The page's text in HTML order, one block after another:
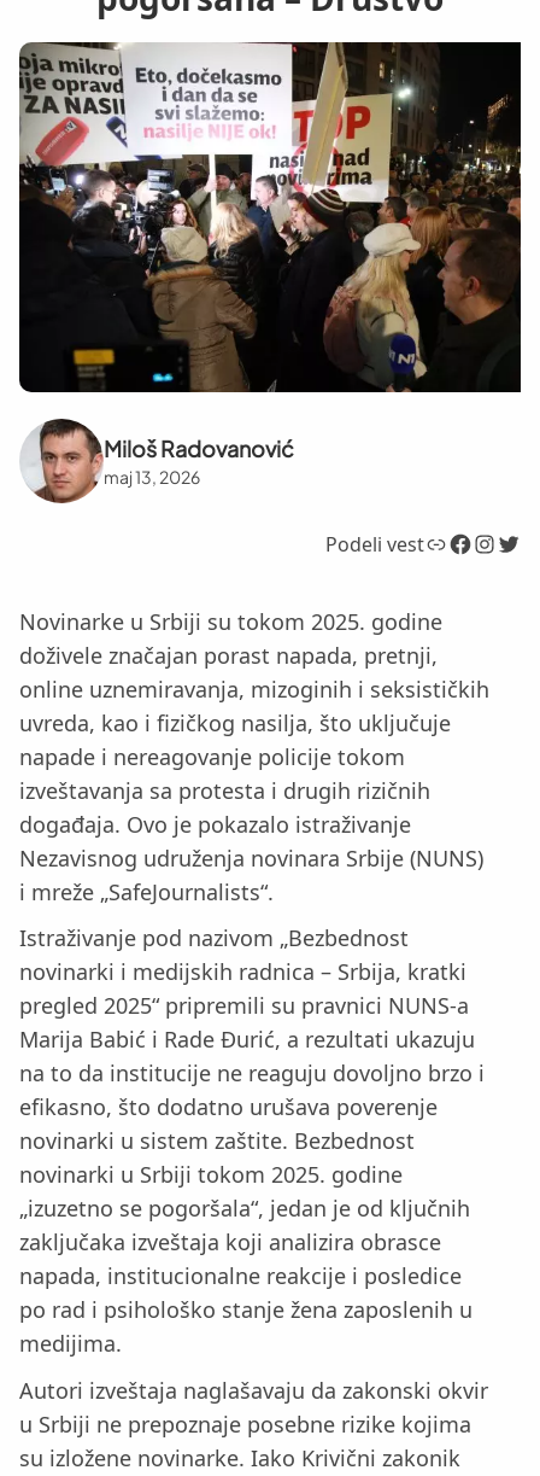
Miloš Radovanović
maj 13, 2026
Podeli vestLink Facebook InstagramTwitter
Novinarke u Srbiji su tokom 2025. godine
doživele značajan porast napada, pretnji,
online uznemiravanja, mizoginih i seksističkih
uvreda, kao i fizičkog nasilja, što uključuje
napade i nereagovanje policije tokom
izveštavanja sa protesta i drugih rizičnih
događaja. Ovo je pokazalo istraživanje
Nezavisnog udruženja novinara Srbije (NUNS)
i mreže „SafeJournalists“.
Istraživanje pod nazivom „Bezbednost
novinarki i medijskih radnica – Srbija, kratki
pregled 2025“ pripremili su pravnici NUNS-a
Marija Babić i Rade Đurić, a rezultati ukazuju
na to da institucije ne reaguju dovoljno brzo i
efikasno, što dodatno urušava poverenje
novinarki u sistem zaštite. Bezbednost
novinarki u Srbiji tokom 2025. godine
„izuzetno se pogoršala“, jedan je od ključnih
zaključaka izveštaja koji analizira obrasce
napada, institucionalne reakcije i posledice
po rad i psihološko stanje žena zaposlenih u
medijima.
Autori izveštaja naglašavaju da zakonski okvir
u Srbiji ne prepoznaje posebne rizike kojima
su izložene novinarke. Iako Krivični zakonik